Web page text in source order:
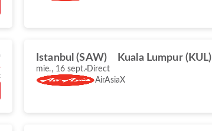
Istanbul (SAW) Kuala Lumpur (KUL)
mie., 16 sept. Direct
AirAsiaX